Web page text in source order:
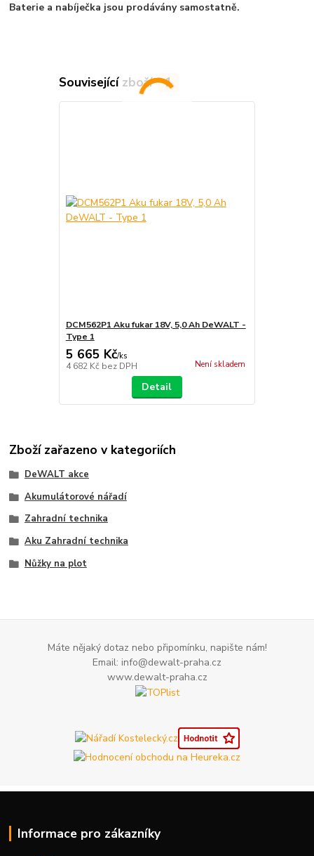
Baterie a nabíječka jsou prodávány samostatně.
Související zboží 1
DCM562P1 Aku fukar 18V, 5,0 Ah DeWALT -
Type 1
5 665 Kč/ks
4 682 Kč bez DPH Není skladem
Detail
Zboží zařazeno v kategoriích
DeWALT akce
Akumulátorové nářadí
Zahradní technika
Aku Zahradní technika
Nůžky na plot
Máte nějaký dotaz nebo připomínku, napište nám!
Email: info@dewalt-praha.cz
www.dewalt-praha.cz
Informace pro zákazníky